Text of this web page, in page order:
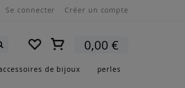
Se connecter Créer un compte
Mon panier0,00 €
de bijoux perles